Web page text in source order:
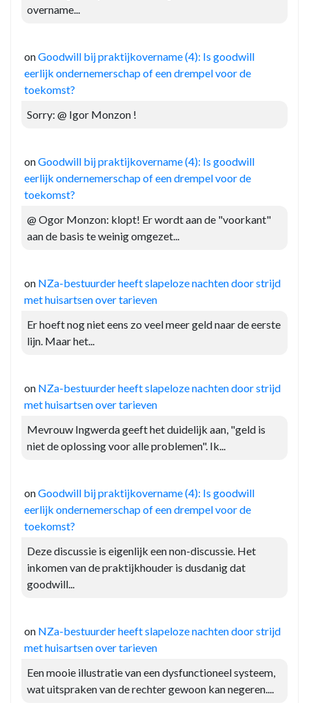
overname...
onGoodwill bij praktijkovername (4): Is goodwill
eerlijk ondernemerschap of een drempel voor de
toekomst?
Sorry: @ Igor Monzon !
onGoodwill bij praktijkovername (4): Is goodwill
eerlijk ondernemerschap of een drempel voor de
toekomst?
@ Ogor Monzon: klopt! Er wordt aan de "voorkant"
aan de basis te weinig omgezet...
on NZa-bestuurder heeft slapeloze nachten door strijd
met huisartsen over tarieven
Er hoeft nog niet eens zo veel meer geld naar de eerste
lijn. Maar het...
on NZa-bestuurder heeft slapeloze nachten door strijd
met huisartsen over tarieven
Mevrouw Ingwerda geeft het duidelijk aan, "geld is
niet de oplossing voor alle problemen". Ik...
onGoodwill bij praktijkovername (4): Is goodwill
eerlijk ondernemerschap of een drempel voor de
toekomst?
Deze discussie is eigenlijk een non-discussie. Het
inkomen van de praktijkhouder is dusdanig dat
goodwill...
on NZa-bestuurder heeft slapeloze nachten door strijd
met huisartsen over tarieven
Een mooie illustratie van een dysfunctioneel systeem,
wat uitspraken van de rechter gewoon kan negeren....